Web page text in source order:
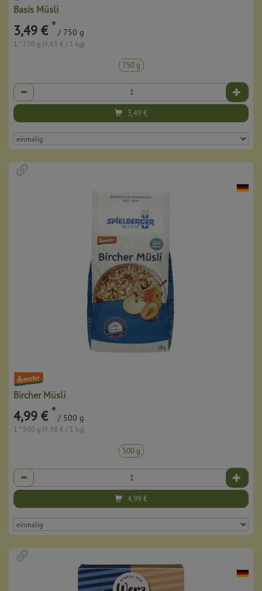
Basis Müsli
3,49 € * / 750 g
1 * 750 g (4,65 € / 1 kg)
750 g
Anzahl
3,49€
Bircher Müsli
4,99 € * / 500 g
1 * 500 g (9,98 € / 1 kg)
500 g
Anzahl
4,99€